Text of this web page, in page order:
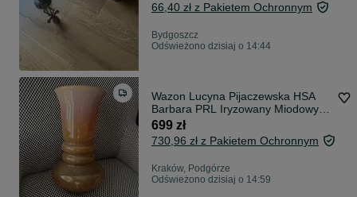
66,40 zł z Pakietem Ochronnym
Bydgoszcz
Odświeżono dzisiaj o 14:44
Wazon Lucyna Pijaczewska HSA
Barbara PRL Iryzowany Miodowy
Różowy
699 zł
730,96 zł z Pakietem Ochronnym
Kraków, Podgórze
Odświeżono dzisiaj o 14:59